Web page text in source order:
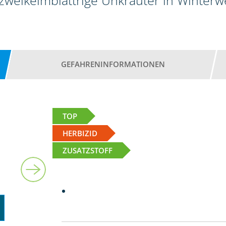
GEFAHRENINFORMATIONEN
TOP
HERBIZID
ZUSATZSTOFF